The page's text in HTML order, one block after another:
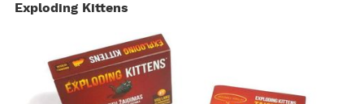
Exploding Kittens